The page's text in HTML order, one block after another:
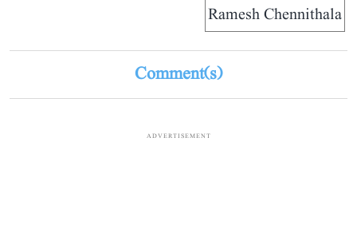
Ramesh Chennithala
Comment(s)
ADVERTISEMENT